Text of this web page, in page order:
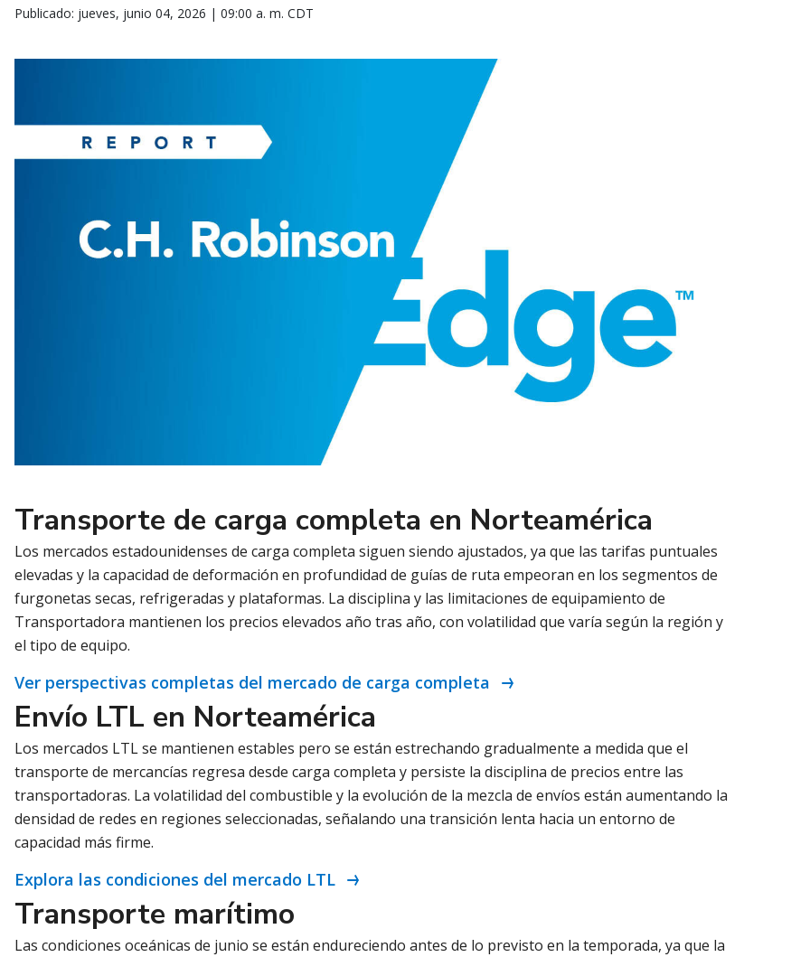
Publicado: jueves, junio 04, 2026 | 09:00 a. m. CDT
Transporte de carga completa en Norteamérica
Los mercados estadounidenses de carga completa siguen siendo ajustados, ya que las tarifas puntuales
elevadas y la capacidad de deformación en profundidad de guías de ruta empeoran en los segmentos de
furgonetas secas, refrigeradas y plataformas. La disciplina y las limitaciones de equipamiento de
Transportadora mantienen los precios elevados año tras año, con volatilidad que varía según la región y
el tipo de equipo.
Ver perspectivas completas del mercado de carga completa
Envío LTL en Norteamérica
Los mercados LTL se mantienen estables pero se están estrechando gradualmente a medida que el
transporte de mercancías regresa desde carga completa y persiste la disciplina de precios entre las
transportadoras. La volatilidad del combustible y la evolución de la mezcla de envíos están aumentando la
densidad de redes en regiones seleccionadas, señalando una transición lenta hacia un entorno de
capacidad más firme.
Explora las condiciones del mercado LTL
Transporte marítimo
Las condiciones oceánicas de junio se están endureciendo antes de lo previsto en la temporada, ya que la